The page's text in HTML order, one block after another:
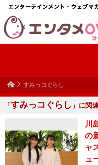
すみっコぐらし
「すみっコぐらし 」に関
川
の
ャ
ュ